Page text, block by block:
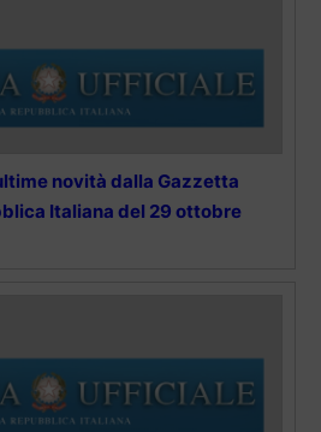
novità dalla Gazzetta
Italiana del 29 ottobre